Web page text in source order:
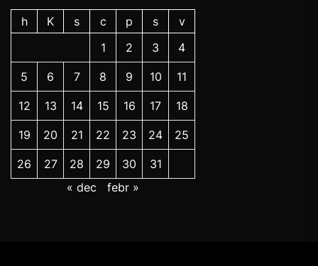
h K s c p s
v
1
2 3 4
5 6 7 8 9 10 11
12 13 14 15 16 17 18
19 20 21 22 23 24 25
26 27 28 29 30
31
« dec
febr »